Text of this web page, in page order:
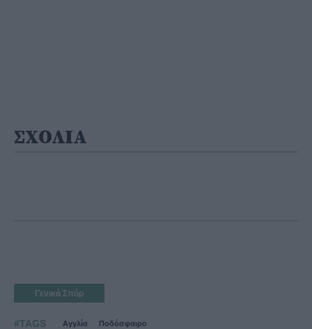
ΣΧΟΛΙΑ
Γενικά Σπόρ
#TAGS Αγγλία Ποδόσφαιρο